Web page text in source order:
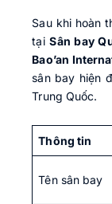
Sau khi hoàn
tạiSân bay
Bao’an
sân bay hiện
Trung Quốc.
Thông tin
Tên sân bay